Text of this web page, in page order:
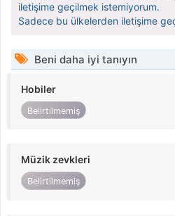
iletişime geçilmek istemiyorum.
Sadece bu ülkelerden iletişime
Beni daha iyi tanıyın
Hobiler
Belirtilmemiş
Müzik zevkleri
Belirtilmemiş